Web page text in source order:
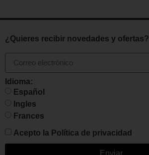
¿Quieres recibir novedades y ofertas?
Idioma:
Español
Ingles
Frances
Acepto la Política de privacidad
Enviar